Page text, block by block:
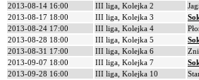
2013-08-14 16:00
III liga, Kolejka 2
2013-08-17 18:00
III liga, Kolejka 3
2013-08-24 17:00
III liga, Kolejka 4
2013-08-28 18:00
III liga, Kolejka 5
2013-08-31 17:00
III liga, Kolejka 6
2013-09-07 18:00
III liga, Kolejka 7
2013-09-28 16:00
III liga, Kolejka 10